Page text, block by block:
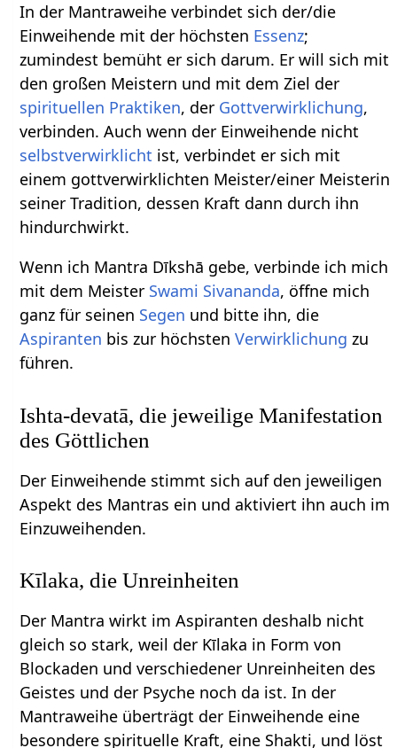
In der Mantraweihe verbindet sich der/die
Einweihende mit der höchsten Essenz;
zumindest bemüht er sich darum. Er will sich mit
den großen Meistern und mit dem Ziel der
spirituellen Praktiken, der Gottverwirklichung,
verbinden. Auch wenn der Einweihende nicht
selbstverwirklicht ist, verbindet er sich mit
einem gottverwirklichten Meister/einer Meisterin
seiner Tradition, dessen Kraft dann durch ihn
hindurchwirkt.
Wenn ich Mantra Dīkshā gebe, verbinde ich mich
mit dem Meister Swami Sivananda, öffne mich
ganz für seinen Segen und bitte ihn, die
Aspiranten bis zur höchstenVerwirklichung zu
führen.
Ishta-devatā, die jeweilige Manifestation
des Göttlichen
Der Einweihende stimmt sich auf den jeweiligen
Aspekt des Mantras ein und aktiviert ihn auch im
Einzuweihenden.
Kīlaka, die Unreinheiten
Der Mantra wirkt im Aspiranten deshalb nicht
gleich so stark, weil der Kīlaka in Form von
Blockaden und verschiedener Unreinheiten des
Geistes und der Psyche noch da ist. In der
Mantraweihe überträgt der Einweihende eine
besondere spirituelle Kraft, eine Shakti, und löst